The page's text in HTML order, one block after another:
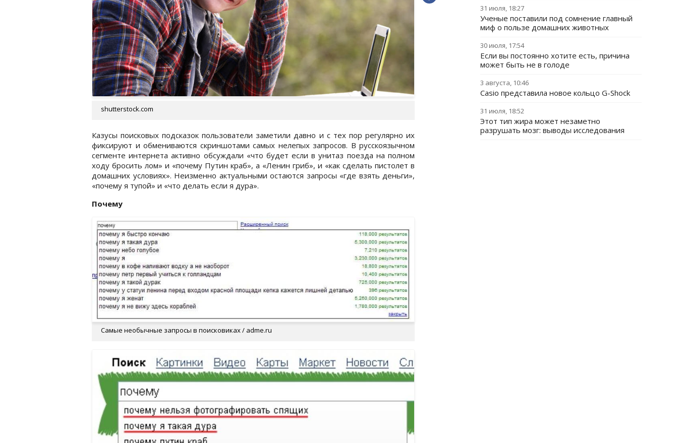
shutterstock.com
Казусы поисковых подсказок пользователи заметили давно и с тех пор регулярно их
фиксируют и обмениваются скриншотами самых нелепых запросов. В русскоязычном
сегменте интернета активно обсуждали «что будет если в унитаз поезда на полном
ходу бросить лом» и «почему Путин краб», а «Ленин гриб», и «как сделать пистолет в
домашних условиях». Неизменно актуальными остаются запросы «где взять деньги»,
«почему я тупой» и «что делать если я дура».
Почему
Самые необычные запросы в поисковиках / adme.ru
31 июля, 18:27
Ученые поставили под сомнение главный
миф о пользе домашних животных
30 июля, 17:54
Если вы постоянно хотите есть, причина
может быть не в голоде
3 августа, 10:46
Casio представила новое кольцо G-Shock
31 июля, 18:52
Этот тип жира может незаметно
разрушать мозг: выводы исследования